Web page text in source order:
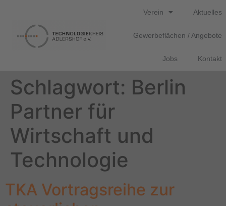
Verein Aktuelles
Gewerbeflächen / Angebote
Jobs Kontakt
Schlagwort: Berlin
Partner für
Wirtschaft und
Technologie
TKA Vortragsreihe zur